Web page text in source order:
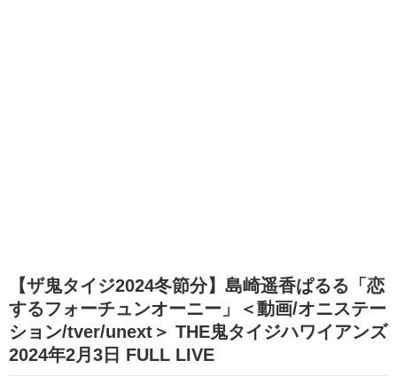
【ザ鬼タイジ2024冬節分】島崎遥香ぱるる「恋
するフォーチュンオーニー」＜動画/オニステー
ション/tver/unext＞ THE鬼タイジハワイアンズ
2024年2月3日 FULL LIVE